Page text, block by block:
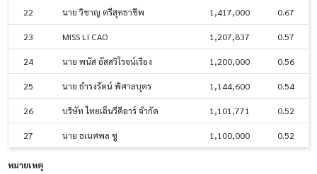
22 นาย วิชาญ ตรีสุทธาชีพ 1,417,000 0.67
23 MISS LI CAO 1,207,837 0.57
24 นาย พนัส อัสสวิโรจน์เรือง 1,200,000 0.56
25 นาย ธำรงรัตน์ พิศาลบุตร 1,144,600 0.54
26 บริษัท ไทยเอ็นวีดีอาร์ จำกัด 1,101,771 0.52
27 นาย ธเนศพล ซู 1,100,000 0.52
หมายเหตุ